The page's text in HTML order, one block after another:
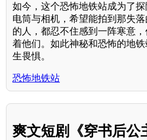
如今，这个恐怖地铁站成为了
电筒与相机，希望能拍到那失
的人，都忍不住感到一阵寒意
着他们。如此神秘和恐怖的地
生畏惧。
恐怖地铁站
爽文短剧《穿书后公